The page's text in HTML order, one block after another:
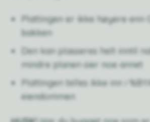
Plattingen er ikke høyere enn
bakken
Den kan plasseres helt inntil
mindre planen sier noe annet
Plattingen telles ikke inn i
eiendommen